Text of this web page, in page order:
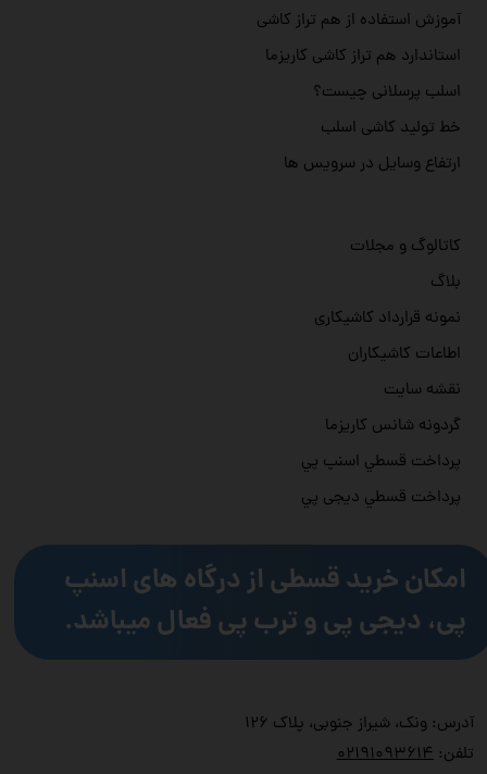
آدرس: ونک، شیراز جنوبی، پلاک ۱۲۶
تلفن:
۰۲۱۹۱۰۹۳۶۱۴
کاتالوگ و مجلات
بلاگ
نمونه قرارداد کاشیکاری
اطاعات کاشیکاران
نقشه سایت
گردونه شانس کاریزما
پرداخت قسطي اسنپ پي
پرداخت قسطي دیجی پي
آموزش استفاده از هم تراز کاشی
استاندارد هم تراز کاشی کاریزما
اسلب پرسلانی چیست؟
خط تولید کاشی اسلب
ارتفاع وسایل در سرویس ها
امکان خرید قسطی از درگاه های اسنپ
پی، دیجی پی و ترب پی فعال میباشد.